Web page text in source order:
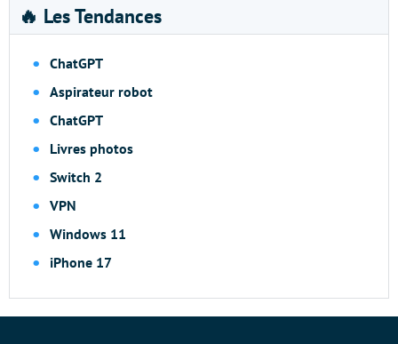
🔥 Les Tendances
ChatGPT
Aspirateur robot
ChatGPT
Livres photos
Switch 2
VPN
Windows 11
iPhone 17